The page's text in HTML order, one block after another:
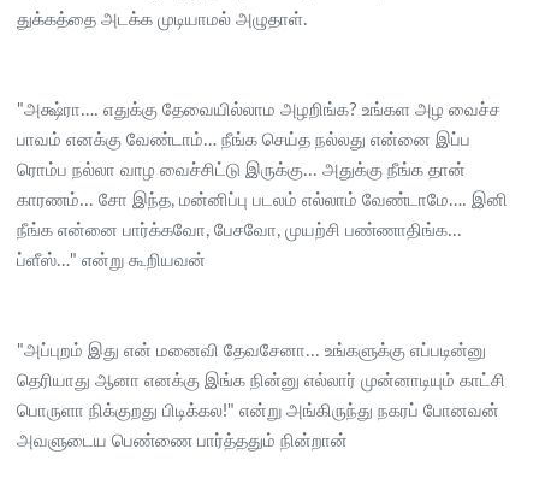
துக்கத்தை அடக்க முடியாமல் அழுதாள்.
"அக்ஷ்ரா…. எதுக்கு தேவையில்லாம அழறிங்க? உங்கள அழ வைச்ச
பாவம் எனக்கு வேண்டாம்… நீங்க செய்த நல்லது என்னை இப்ப
ரொம்ப நல்லா வாழ வைச்சிட்டு இருக்கு... அதுக்கு நீங்க தான்
காரணம்... சோ இந்த, மன்னிப்பு படலம் எல்லாம் வேண்டாமே…. இனி
நீங்க என்னை பார்க்கவோ, பேசவோ, முயற்சி பண்ணாதிங்க...
ப்ளீஸ்…" என்று கூறியவன்
"அப்புறம் இது என் மனைவி தேவசேனா... உங்களுக்கு எப்படின்னு
தெரியாது ஆனா எனக்கு இங்க நின்னு எல்லார் முன்னாடியும் காட்சி
பொருளா நிக்குறது பிடிக்கல!" என்று அங்கிருந்து நகரப் போனவன்
அவளுடைய பெண்ணை பார்த்ததும் நின்றான்